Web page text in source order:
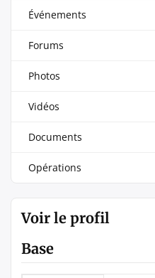
Événements
Forums
Photos
Vidéos
Documents
Opérations
Voir le profil
Base